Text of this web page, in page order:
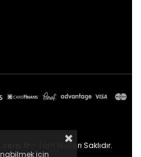
- Tüm Hakları Saklıdır.
için